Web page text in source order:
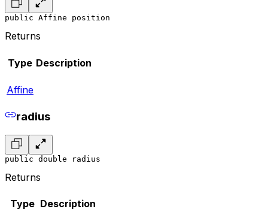
public Affine position
Returns
Type Description
Affine
radius
public double radius
Returns
Type Description